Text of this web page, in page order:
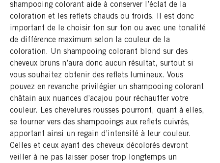
shampooing colorant aide à conserver l’éclat de la
coloration et les reflets chauds ou froids. Il est donc
important de le choisir ton sur ton ou avec une tonalité
de différence maximum selon la couleur de la
coloration. Un shampooing colorant blond sur des
cheveux bruns n’aura donc aucun résultat, surtout si
vous souhaitez obtenir des reflets lumineux. Vous
pouvez en revanche privilégier un shampooing colorant
châtain aux nuances d’acajou pour réchauffer votre
couleur. Les chevelures rousses pourront, quant à elles,
se tourner vers des shampooings aux reflets cuivrés,
apportant ainsi un regain d’intensité à leur couleur.
Celles et ceux ayant des cheveux décolorés devront
veiller à ne pas laisser poser trop longtemps un